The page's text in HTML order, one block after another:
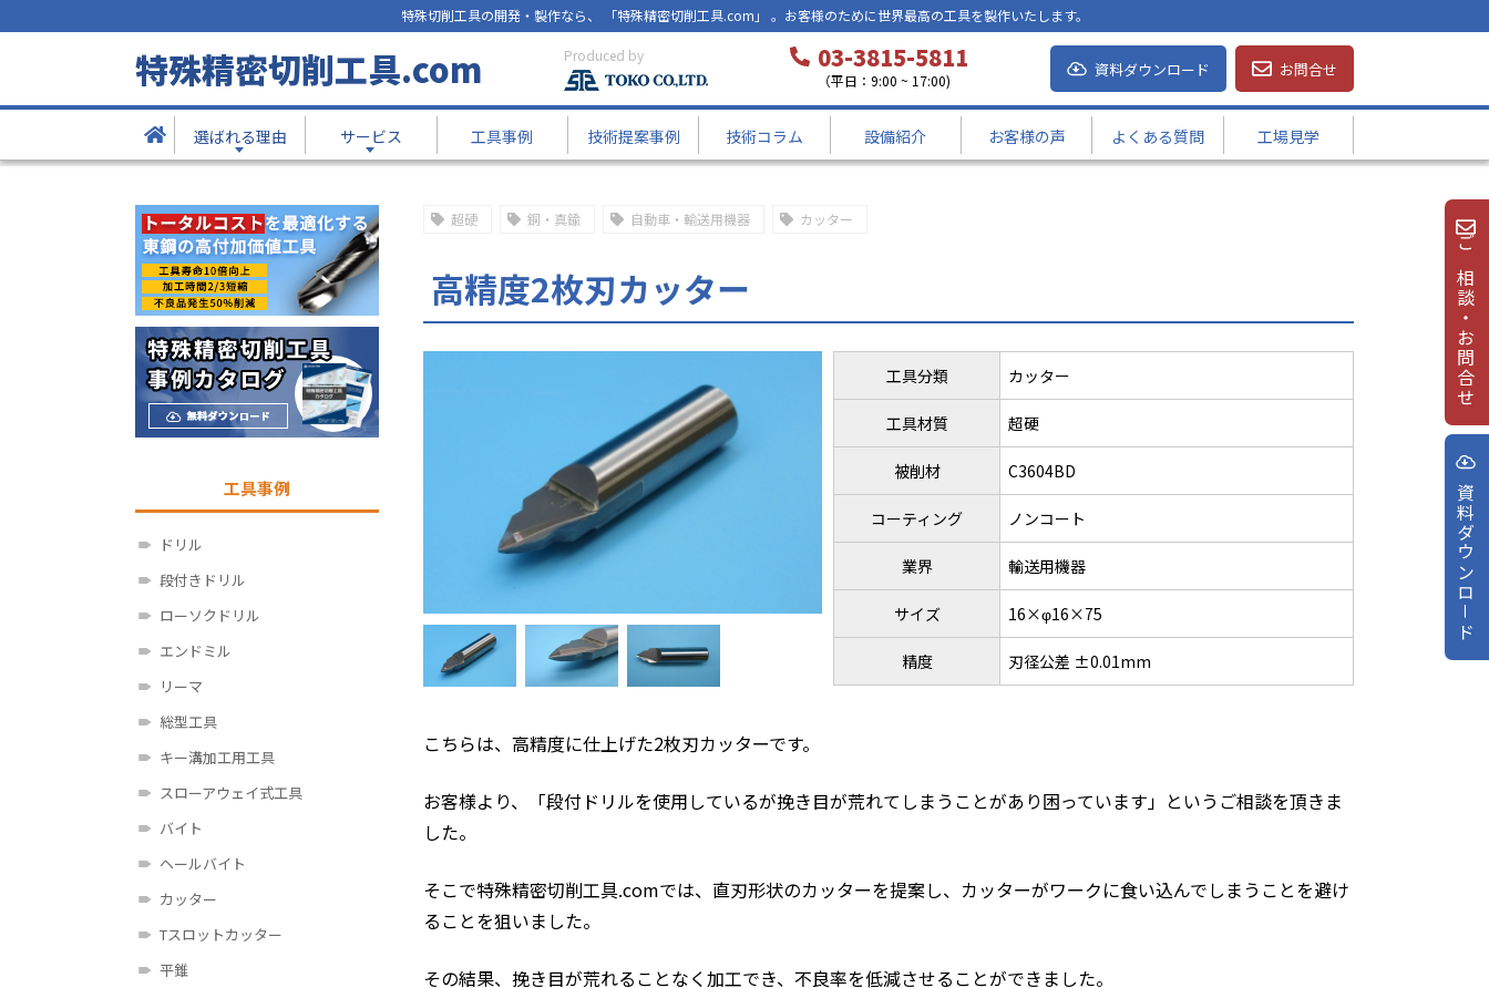
特殊切削工具の開発・製作なら、 「特殊精密切削工具.com」 。お客様のために世界最高の工具を製作いたします。
特殊精密切削工具.com Produced by 03-3815-5811
（平日：9:00 ~ 17:00)
資料ダウンロード お問合せ
選ばれる理由 サービス 工具事例 技術提案事例 技術コラム 設備紹介 お客様の声 よくある質問 工場見学
工具事例 - Products -
TOP 工具事例 高精度2枚刃カッター
超硬 銅・真鍮 自動車・輸送用機器 カッター
高精度2枚刃カッター
工具分類 カッター
工具材質 超硬
被削材 C3604BD
コーティング ノンコート
業界 輸送用機器
サイズ 16×φ16×75
精度 刃径公差 ±0.01mm
こちらは、高精度に仕上げた2枚刃カッターです。
お客様より、「段付ドリルを使用しているが挽き目が荒れてしまうことがあり困っています」というご相談を頂きま
した。
そこで特殊精密切削工具.comでは、直刃形状のカッターを提案し、カッターがワークに食い込んでしまうことを避け
ることを狙いました。
その結果、挽き目が荒れることなく加工でき、不良率を低減させることができました。
工具事例
ドリル
段付きドリル
ローソクドリル
エンドミル
リーマ
総型工具
キー溝加工用工具
スローアウェイ式工具
バイト
ヘールバイト
カッター
Tスロットカッター
平錐
ご相談・お問合せ
資料ダウンロ－ド